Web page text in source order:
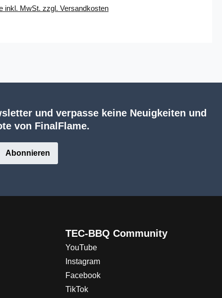
inkl. MwSt. zzgl. Versandkosten
und verpasse keine Neuigkeiten und
von FinalFlame.
Abonnieren
TEC-BBQ Community
YouTube
Instagram
Facebook
TikTok